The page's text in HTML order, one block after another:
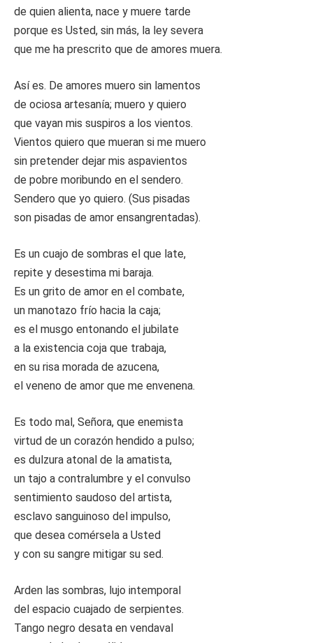
de quien alienta, nace y muere tarde
porque es Usted, sin más, la ley severa
que me ha prescrito que de amores muera.
Así es. De amores muero sin lamentos
de ociosa artesanía; muero y quiero
que vayan mis suspiros a los vientos.
Vientos quiero que mueran si me muero
sin pretender dejar mis aspavientos
de pobre moribundo en el sendero.
Sendero que yo quiero. (Sus pisadas
son pisadas de amor ensangrentadas).
Es un cuajo de sombras el que late,
repite y desestima mi baraja.
Es un grito de amor en el combate,
un manotazo frío hacia la caja;
es el musgo entonando el jubilate
a la existencia coja que trabaja,
en su risa morada de azucena,
el veneno de amor que me envenena.
Es todo mal, Señora, que enemista
virtud de un corazón hendido a pulso;
es dulzura atonal de la amatista,
un tajo a contralumbre y el convulso
sentimiento saudoso del artista,
esclavo sanguinoso del impulso,
que desea comérsela a Usted
y con su sangre mitigar su sed.
Arden las sombras, lujo intemporal
del espacio cuajado de serpientes.
Tango negro desata en vendaval